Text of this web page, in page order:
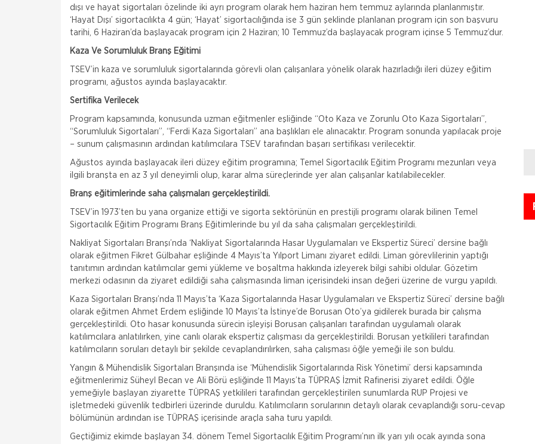
dışı ve hayat sigortaları özelinde iki ayrı program olarak hem haziran hem temmuz aylarında planlanmıştır.
‘Hayat Dışı’ sigortacılıkta 4 gün; ‘Hayat’ sigortacılığında ise 3 gün şeklinde planlanan program için son başvuru
tarihi, 6 Haziran’da başlayacak program için 2 Haziran; 10 Temmuz’da başlayacak program içinse 5 Temmuz’dur.
Kaza Ve Sorumluluk Branş Eğitimi
TSEV’in kaza ve sorumluluk sigortalarında görevli olan çalışanlara yönelik olarak hazırladığı ileri düzey eğitim
programı, ağustos ayında başlayacaktır.
Sertifika Verilecek
Program kapsamında, konusunda uzman eğitmenler eşliğinde “Oto Kaza ve Zorunlu Oto Kaza Sigortaları”,
“Sorumluluk Sigortaları”, “Ferdi Kaza Sigortaları” ana başlıkları ele alınacaktır. Program sonunda yapılacak proje
– sunum çalışmasının ardından katılımcılara TSEV tarafından başarı sertifikası verilecektir.
Ağustos ayında başlayacak ileri düzey eğitim programına; Temel Sigortacılık Eğitim Programı mezunları veya
ilgili branşta en az 3 yıl deneyimli olup, karar alma süreçlerinde yer alan çalışanlar katılabilecekler.
Branş eğitimlerinde saha çalışmaları gerçekleştirildi.
TSEV’in 1973’ten bu yana organize ettiği ve sigorta sektörünün en prestijli programı olarak bilinen Temel
Sigortacılık Eğitim Programı Branş Eğitimlerinde bu yıl da saha çalışmaları gerçekleştirildi.
Nakliyat Sigortaları Branşı’nda ‘Nakliyat Sigortalarında Hasar Uygulamaları ve Ekspertiz Süreci’ dersine bağlı
olarak eğitmen Fikret Gülbahar eşliğinde 4 Mayıs’ta Yılport Limanı ziyaret edildi. Liman görevlilerinin yaptığı
tanıtımın ardından katılımcılar gemi yükleme ve boşaltma hakkında izleyerek bilgi sahibi oldular. Gözetim
merkezi odasının da ziyaret edildiği saha çalışmasında liman içerisindeki insan değeri üzerine de vurgu yapıldı.
Kaza Sigortaları Branşı’nda 11 Mayıs’ta ‘Kaza Sigortalarında Hasar Uygulamaları ve Ekspertiz Süreci’ dersine bağlı
olarak eğitmen Ahmet Erdem eşliğinde 10 Mayıs’ta İstinye’de Borusan Oto’ya gidilerek burada bir çalışma
gerçekleştirildi. Oto hasar konusunda sürecin işleyişi Borusan çalışanları tarafından uygulamalı olarak
katılımcılara anlatılırken, yine canlı olarak ekspertiz çalışması da gerçekleştirildi. Borusan yetkilileri tarafından
katılımcıların soruları detaylı bir şekilde cevaplandırılırken, saha çalışması öğle yemeği ile son buldu.
Yangın & Mühendislik Sigortaları Branşında ise ‘Mühendislik Sigortalarında Risk Yönetimi’ dersi kapsamında
eğitmenlerimiz Süheyl Becan ve Ali Börü eşliğinde 11 Mayıs’ta TÜPRAŞ İzmit Rafinerisi ziyaret edildi. Öğle
yemeğiyle başlayan ziyarette TÜPRAŞ yetkilileri tarafından gerçekleştirilen sunumlarda RUP Projesi ve
işletmedeki güvenlik tedbirleri üzerinde duruldu. Katılımcıların sorularının detaylı olarak cevaplandığı soru-cevap
bölümünün ardından ise TÜPRAŞ içerisinde araçla saha turu yapıldı.
Geçtiğimiz ekimde başlayan 34. dönem Temel Sigortacılık Eğitim Programı’nın ilk yarı yılı ocak ayında sona